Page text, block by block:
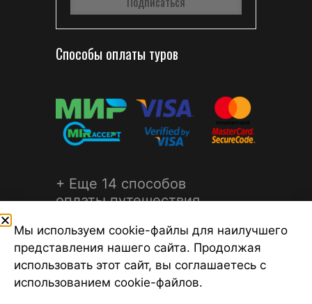
Способы оплаты туров
+ Еще 14 способов
оплаты путешествия
©2026 Турагентство Турсфера - Поиск туров от надежных
Мы используем cookie-файлы для наилучшего
представления нашего сайта. Продолжая
использовать этот сайт, вы соглашаетесь с
использованием cookie-файлов.